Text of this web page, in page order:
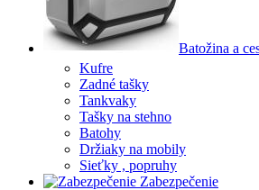
Batožina a
Kufre
Zadné tašky
Tankvaky
Tašky na stehno
Batohy
Držiaky na mobily
Sieťky , popruhy
Zabezpečenie